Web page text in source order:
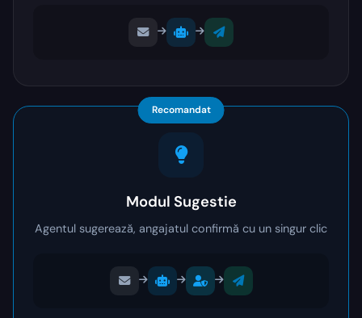
Recomandat
Modul Sugestie
Agentul sugerează, angajatul confirmă cu un singur clic